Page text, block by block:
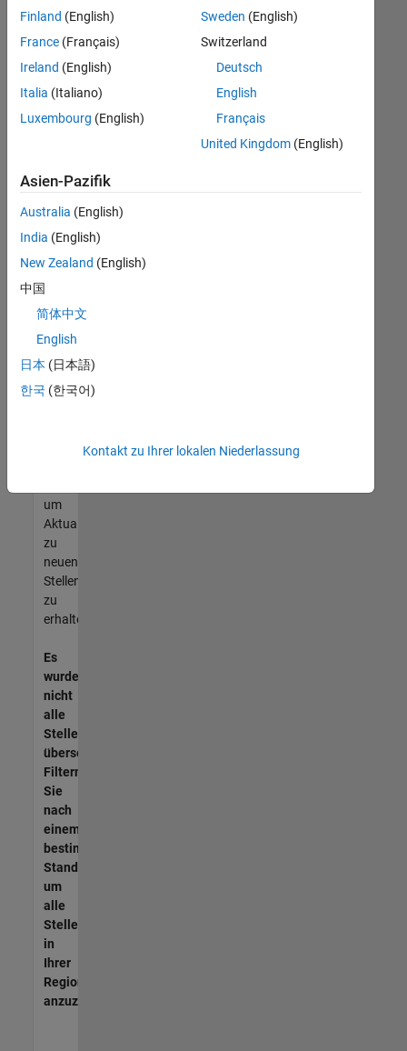
Suchkriterien
weiter
fassen
oder
alle
Stellenangebote
anzeigen .
noch
keine
offenen
Stellen
können,
die
Ihren
entsprechen,
werden
unseres
um
Aktualisierungen
zu
neuen
Stellenangeboten
zu
erhalten.
Es
wurden
nicht
alle
Stellen
übersetzt.
Filtern
Sie
nach
einem
bestimmten
Standort,
um
alle
Stellenangebote
in
Ihrer
Region
anzuzeigen.
Finland (English)
France (Français)
Ireland (English)
Italia (Italiano)
Luxembourg (English)
Sweden (English)
Switzerland
Deutsch
English
Français
United Kingdom(English)
Asien-Pazifik
Australia (English)
India (English)
New Zealand (English)
中国
简体中文
English
日本 (日本語)
한국 (한국어)
Kontakt zu Ihrer lokalen Niederlassung